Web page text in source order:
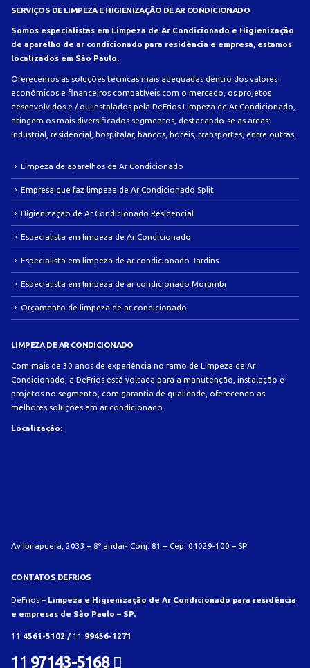
SERVIÇOS DE LIMPEZA E HIGIENIZAÇÃO DE AR CONDICIONADO
Somos especialistas em Limpeza de Ar Condicionado e Higienização
de aparelho de ar condicionado para residência e empresa, estamos
localizados em São Paulo.
Oferecemos as soluções técnicas mais adequadas dentro dos valores
econômicos e financeiros compatíveis com o mercado, os projetos
desenvolvidos e / ou instalados pela DeFrios Limpeza de Ar Condicionado,
atingem os mais diversificados segmentos, destacando-se as áreas:
industrial, residencial, hospitalar, bancos, hotéis, transportes, entre outras.
Limpeza de aparelhos de Ar Condicionado
Empresa que faz limpeza de Ar Condicionado Split
Higienização de Ar Condicionado Residencial
Especialista em limpeza de Ar Condicionado
Especialista em limpeza de ar condicionado Jardins
Especialista em limpeza de ar condicionado Morumbi
Orçamento de limpeza de ar condicionado
LIMPEZA DE AR CONDICIONADO
Com mais de 30 anos de experiência no ramo de Limpeza de Ar
Condicionado, a DeFrios está voltada para a manutenção, instalação e
projetos no segmento, com garantia de qualidade, oferecendo as
melhores soluções em ar condicionado.
Localização:
Av Ibirapuera, 2033 – 8º andar- Conj: 81 – Cep: 04029-100 – SP
CONTATOS DEFRIOS
DeFrios – Limpeza e Higienização de Ar Condicionado para residência
e empresas de São Paulo – SP.
11 4561-5102 / 11 99456-1271
11 97143-5168